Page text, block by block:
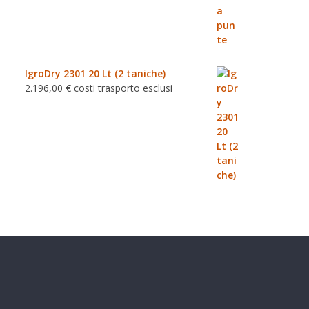
IgroDry 2301 20 Lt (2 taniche)
2.196,00 € costi trasporto esclusi